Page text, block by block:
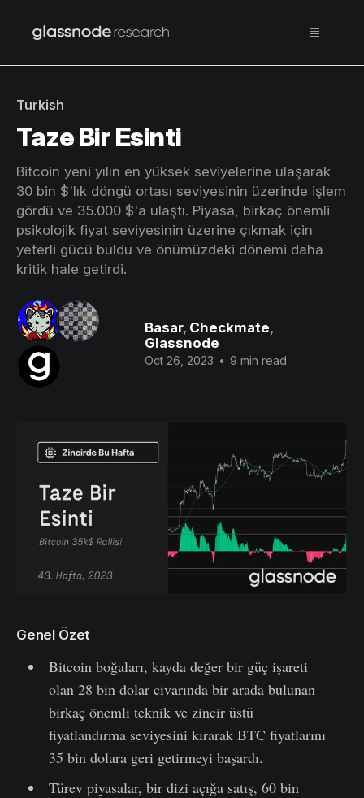
Turkish
Taze Bir Esinti
Bitcoin yeni yılın en yüksek seviyelerine ulaşarak
30 bin $'lık döngü ortası seviyesinin üzerinde işlem
gördü ve 35.000 $'a ulaştı. Piyasa, birkaç önemli
psikolojik fiyat seviyesinin üzerine çıkmak için
yeterli gücü buldu ve önümüzdeki dönemi daha
kritik hale getirdi.
Basar, Checkmate,
Glassnode
Oct 26, 2023 • 9 min read
Genel Özet
Bitcoin boğaları, kayda değer bir güç işareti
olan 28 bin dolar civarında bir arada bulunan
birkaç önemli teknik ve zincir üstü
fiyatlandırma seviyesini kırarak BTC fiyatlarını
35 bin dolara geri getirmeyi başardı.
Türev piyasalar, bir dizi açığa satış, 60 bin